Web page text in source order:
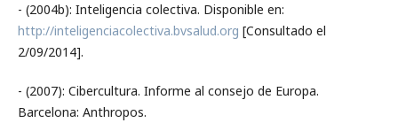
- (2004b): Inteligencia colectiva. Disponible en:
http://inteligenciacolectiva.bvsalud.org [Consultado el
2/09/2014].
- (2007): Cibercultura. Informe al consejo de Europa.
Barcelona: Anthropos.